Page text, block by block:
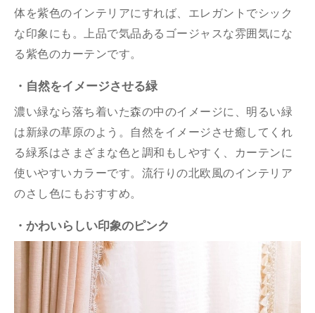
体を紫色のインテリアにすれば、エレガントでシック
な印象にも。上品で気品あるゴージャスな雰囲気にな
る紫色のカーテンです。
・自然をイメージさせる緑
濃い緑なら落ち着いた森の中のイメージに、明るい緑
は新緑の草原のよう。自然をイメージさせ癒してくれ
る緑系はさまざまな色と調和もしやすく、カーテンに
使いやすいカラーです。流行りの北欧風のインテリア
のさし色にもおすすめ。
・かわいらしい印象のピンク